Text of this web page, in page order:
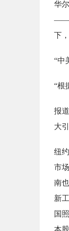
华
——
下
“中
“根
报
大
纽
市
南
新
国
本